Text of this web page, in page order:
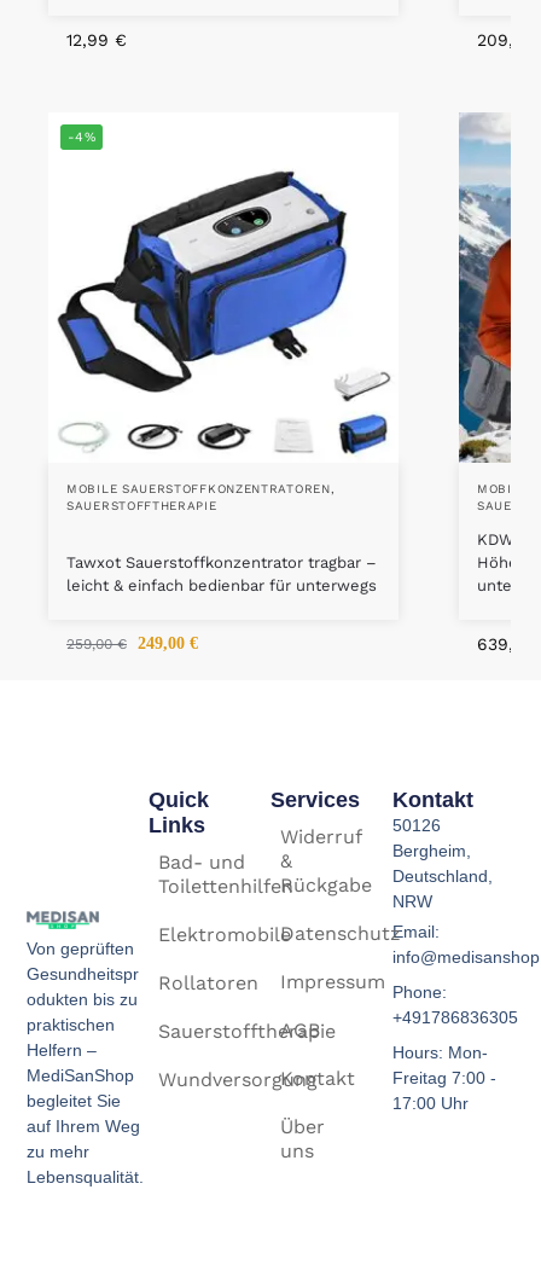
12,99 € 209,00
-4%
MOBILE SAUERSTOFFKONZENTRATOREN
SAUERSTOFFTHERAPIE
Tawxot Sauerstoffkonzentrator tragbar –
leicht & einfach bedienbar für unterwegs
259,00€ 249,00 €
MOBILE
639,00
Von geprüften
Gesundheitspr
odukten bis zu
praktischen
Helfern –
MediSanShop
begleitet Sie
auf Ihrem Weg
zu mehr
Lebensqualität.
Services
Widerruf
&
Rückgabe
Datenschutz
Impressum
AGB
Kontakt
Über
uns
Quick
Links
Bad- und
Toilettenhilfen
Elektromobile
Rollatoren
Sauerstofftherapie
Wundversorgung
Kontakt
50126
Bergheim,
Deutschland,
NRW
Email:
Phone:
+491786836305
Hours: Mon-
Freitag 7:00 -
17:00 Uhr